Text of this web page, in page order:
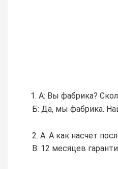
1. А: Вы фабрика?
Б: Да, мы фабрика.
2. А: А как насчет
B: 12 ​​месяцев